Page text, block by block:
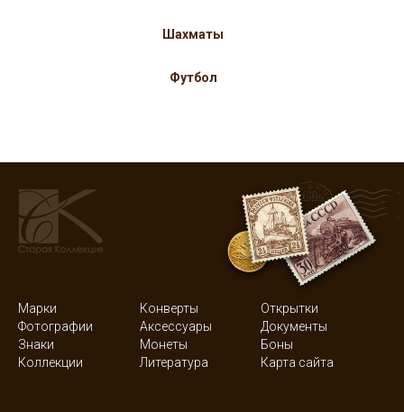
Шахматы
Футбол
Марки Конверты
Открытки
Фотографии
Аксессуары
Документы
Знаки
Монеты
Боны
Коллекции
Литература Карта сайта